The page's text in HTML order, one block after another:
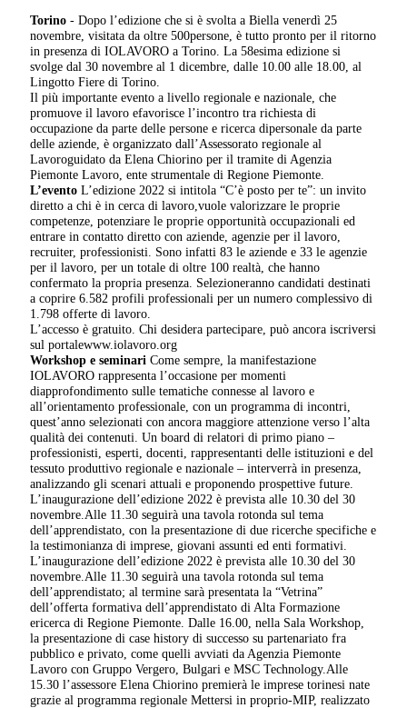
Torino - Dopo l’edizione che si è svolta a Biella venerdì 25
novembre, visitata da oltre 500persone, è tutto pronto per il ritorno
in presenza di IOLAVORO a Torino. La 58esima edizione si
svolge dal 30 novembre al 1 dicembre, dalle 10.00 alle 18.00, al
Lingotto Fiere di Torino.
Il più importante evento a livello regionale e nazionale, che
promuove il lavoro efavorisce l’incontro tra richiesta di
occupazione da parte delle persone e ricerca dipersonale da parte
delle aziende, è organizzato dall’Assessorato regionale al
Lavoroguidato da Elena Chiorino per il tramite di Agenzia
Piemonte Lavoro, ente strumentale di Regione Piemonte.
L’evento L’edizione 2022 si intitola “C’è posto per te”: un invito
diretto a chi è in cerca di lavoro,vuole valorizzare le proprie
competenze, potenziare le proprie opportunità occupazionali ed
entrare in contatto diretto con aziende, agenzie per il lavoro,
recruiter, professionisti. Sono infatti 83 le aziende e 33 le agenzie
per il lavoro, per un totale di oltre 100 realtà, che hanno
confermato la propria presenza. Selezioneranno candidati destinati
a coprire 6.582 profili professionali per un numero complessivo di
1.798 offerte di lavoro.
L’accesso è gratuito. Chi desidera partecipare, può ancora iscriversi
sul portalewww.iolavoro.org
Workshop e seminari Come sempre, la manifestazione
IOLAVORO rappresenta l’occasione per momenti
diapprofondimento sulle tematiche connesse al lavoro e
all’orientamento professionale, con un programma di incontri,
quest’anno selezionati con ancora maggiore attenzione verso l’alta
qualità dei contenuti. Un board di relatori di primo piano –
professionisti, esperti, docenti, rappresentanti delle istituzioni e del
tessuto produttivo regionale e nazionale – interverrà in presenza,
analizzando gli scenari attuali e proponendo prospettive future.
L’inaugurazione dell’edizione 2022 è prevista alle 10.30 del 30
novembre.Alle 11.30 seguirà una tavola rotonda sul tema
dell’apprendistato, con la presentazione di due ricerche specifiche e
la testimonianza di imprese, giovani assunti ed enti formativi.
L’inaugurazione dell’edizione 2022 è prevista alle 10.30 del 30
novembre.Alle 11.30 seguirà una tavola rotonda sul tema
dell’apprendistato; al termine sarà presentata la “Vetrina”
dell’offerta formativa dell’apprendistato di Alta Formazione
ericerca di Regione Piemonte. Dalle 16.00, nella Sala Workshop,
la presentazione di case history di successo su partenariato fra
pubblico e privato, come quelli avviati da Agenzia Piemonte
Lavoro con Gruppo Vergero, Bulgari e MSC Technology.Alle
15.30 l’assessore Elena Chiorino premierà le imprese torinesi nate
grazie al programma regionale Mettersi in proprio-MIP, realizzato